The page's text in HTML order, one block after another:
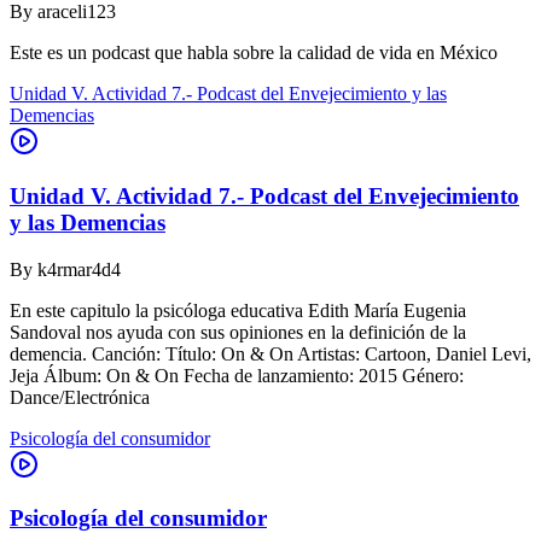
By araceli123
Este es un podcast que habla sobre la calidad de vida en México
Unidad V. Actividad 7.- Podcast del Envejecimiento y las
Demencias
Unidad V. Actividad 7.- Podcast del Envejecimiento
y las Demencias
By k4rmar4d4
En este capitulo la psicóloga educativa Edith María Eugenia
Sandoval nos ayuda con sus opiniones en la definición de la
demencia. Canción: Título: On & On Artistas: Cartoon, Daniel Levi,
Jeja Álbum: On & On Fecha de lanzamiento: 2015 Género:
Dance/Electrónica
Psicología del consumidor
Psicología del consumidor